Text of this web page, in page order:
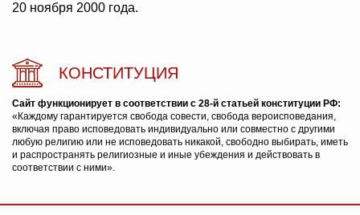
20 ноября 2000 года.
КОНСТИТУЦИЯ
Сайт функционирует в соответствии с 28-й статьей конституции РФ:
«Каждому гарантируется свобода совести, свобода вероисповедания,
включая право исповедовать индивидуально или совместно с другими
любую религию или не исповедовать никакой, свободно выбирать, иметь
и распространять религиозные и иные убеждения и действовать в
соответствии с ними».